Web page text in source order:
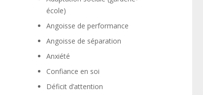
école)
Angoisse de performance
Angoisse de séparation
Anxiété
Confiance en soi
Déficit d’attention